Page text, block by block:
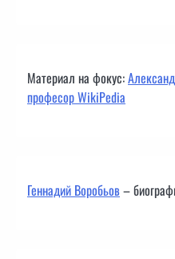
Материал на фокус:
професор WikiPedia
Геннадий Воробьов–